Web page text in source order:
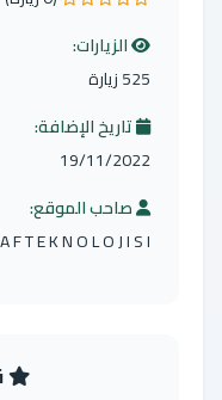
الزيارات:
525 زيارة
تاريخ الإضافة:
19/11/2022
صاحب الموقع:
F T E K N O L O J I S I